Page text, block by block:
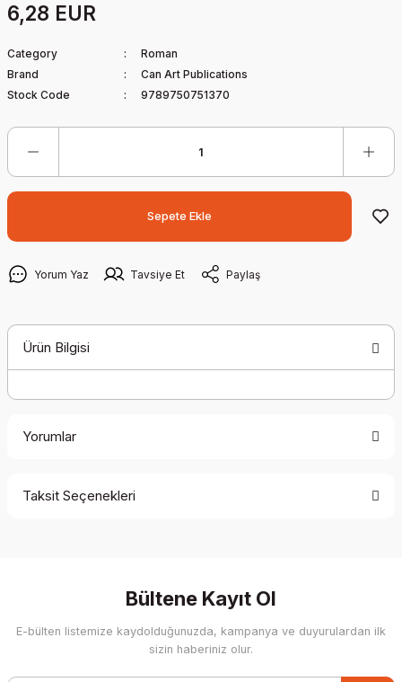
6,28 EUR
Category
Roman
Brand
Can Art Publications
Stock Code
9789750751370
Sepete Ekle
Yorum Yaz Tavsiye Et Paylaş
Ürün Bilgisi
Yorumlar
Taksit Seçenekleri
Bültene Kayıt Ol
E-bülten listemize kaydolduğunuzda, kampanya ve duyurulardan ilk
sizin haberiniz olur.